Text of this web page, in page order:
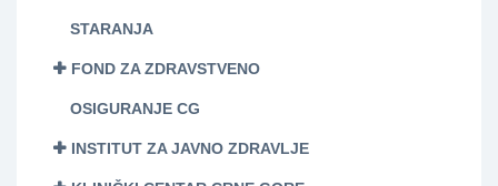
STARANJA
FOND ZA ZDRAVSTVENO
OSIGURANJE CG
INSTITUT ZA JAVNO ZDRAVLJE